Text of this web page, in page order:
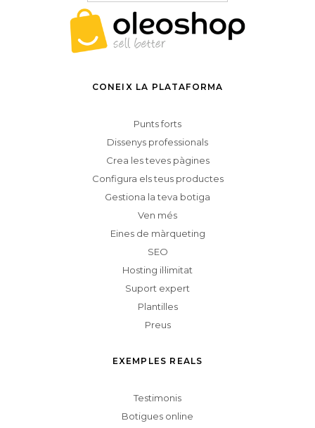
CONEIX LA PLATAFORMA
Punts forts
Dissenys professionals
Crea les teves pàgines
Configura els teus productes
Gestiona la teva botiga
Ven més
Eines de màrqueting
SEO
Hosting il·limitat
Suport expert
Plantilles
Preus
EXEMPLES REALS
Testimonis
Botigues online